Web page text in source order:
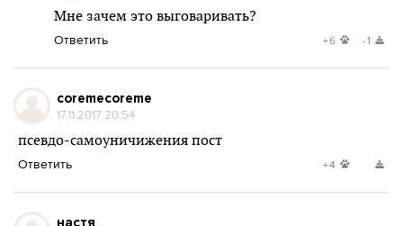
Мне зачем это выговаривать?
Ответить +6 -1
coremecoreme
17.11.2017 20:54
псевдо-самоуничижения пост
Ответить +4
настя